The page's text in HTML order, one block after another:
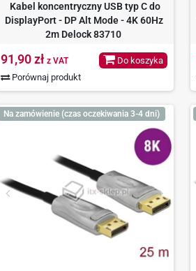
Kabel koncentryczny USB typ C do
DisplayPort - DP Alt Mode - 4K 60Hz
2m Delock 83710
91,90 zł z VAT
Porównaj produkt
Do koszyka
Na zamówienie (czas oczekiwania 3-4 dni)